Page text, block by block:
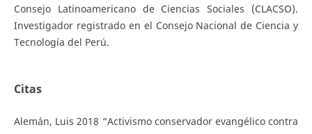
Consejo Latinoamericano de Ciencias Sociales (CLACSO).
Investigador registrado en el Consejo Nacional de Ciencia y
Tecnología del Perú.
Citas
Alemán, Luis 2018 “Activismo conservador evangélico contra